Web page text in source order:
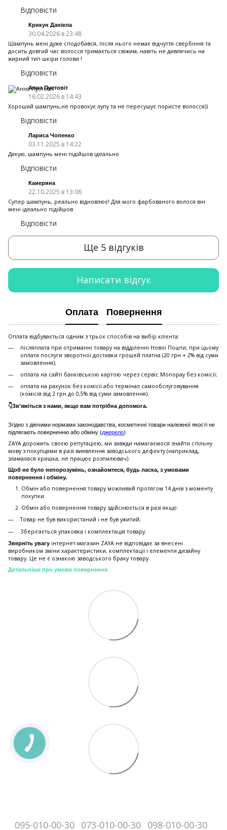
Відповісти
Крикун Даніела
30.04.2026 в 23:48
Шампунь мені дуже сподобався, після нього немає відчуття свербіння та
досить довгий час волосся тримається свіжим, навіть не дивлячись на
жирний тип шкіри голови !
Відповісти
Анна Пустовіт
16.02.2026 в 14:43
Хороший шампунь,не провокує лупу та не пересушує пористе волосся))
Відповісти
Лариса Чопенко
03.11.2025 в 14:22
Дякую, шампунь мені підійшов ідеально
Відповісти
Каиерина
22.10.2025 в 13:06
Супер шампунь, реально відновлює! Для мого фарбованого волося він
мені ідеально підійшов
Відповісти
Ще 5 відгуків
Написати відгук
Оплата Повернення
Оплата відбувається одним з трьох способів на вибір клієнта:
післяплата при отриманні товару на відділенні Нової Пошти, при цьому
оплата послуги зворотної доставки грошей платна (20 грн + 2% від суми
замовлення);
оплата на сайті банківською картою через сервіс Monopay без комісії;
оплата на рахунок без комісії або термінал самообслуговування
(комісія від 2 грн до 0,5% від суми замовлення).
👇Зв'яжіться з нами, якщо вам потрібна допомога.
Згідно з діючими нормами законодавства, косметичні товари належної якості не
підлягають поверненню або обміну (джерело)
ZAYA дорожить своєю репутацією, ми завжди намагаємося знайти спільну
мову з покупцями в разі виявлення заводського дефекту (наприклад,
зламалася кришка, не працює розпилювач).
Щоб не було непорозумінь, ознайомтеся, будь ласка, з умовами
повернення і обміну.
Обмін або повернення товару можливий протягом 14 днів з моменту
покупки.
Обмiн або повернення товару здійснюється в разі якщо:
Товар не був використаний і не був ужитий;
Зберiгається упаковка і комплектація товару.
Зверніть увагу інтернет-магазин ZAYA не відповідає за внесені
виробником зміни характеристики, комплектації і елементи дизайну
товару. Це не є ознакою заводського браку товару.
Детальніше про умови повернення
095-010-00-30 073-010-00-30 098-010-00-30